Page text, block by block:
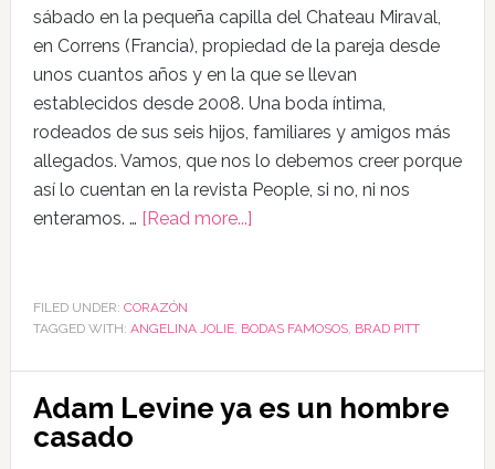
sábado en la pequeña capilla del Chateau Miraval,
en Correns (Francia), propiedad de la pareja desde
unos cuantos años y en la que se llevan
establecidos desde 2008. Una boda íntima,
rodeados de sus seis hijos, familiares y amigos más
allegados. Vamos, que nos lo debemos creer porque
así lo cuentan en la revista People, si no, ni nos
enteramos. … [Read more...]
FILED UNDER: CORAZÓN
TAGGED WITH: ANGELINA JOLIE, BODAS FAMOSOS, BRAD PITT
Adam Levine ya es un hombre
casado